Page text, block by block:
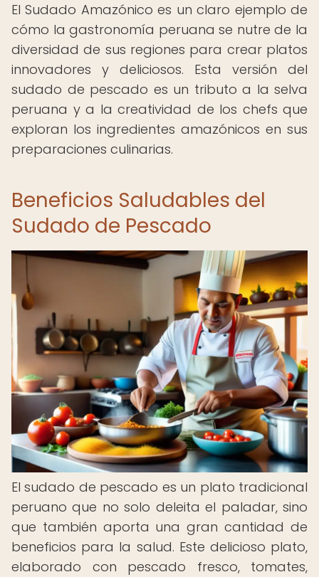
El Sudado Amazónico es un claro ejemplo de
cómo la gastronomía peruana se nutre de la
diversidad de sus regiones para crear platos
innovadores y deliciosos. Esta versión del
sudado de pescado es un tributo a la selva
peruana y a la creatividad de los chefs que
exploran los ingredientes amazónicos en sus
preparaciones culinarias.
Beneficios Saludables del
Sudado de Pescado
El sudado de pescado es un plato tradicional
peruano que no solo deleita el paladar, sino
que también aporta una gran cantidad de
beneficios para la salud. Este delicioso plato,
elaborado con pescado fresco, tomates,